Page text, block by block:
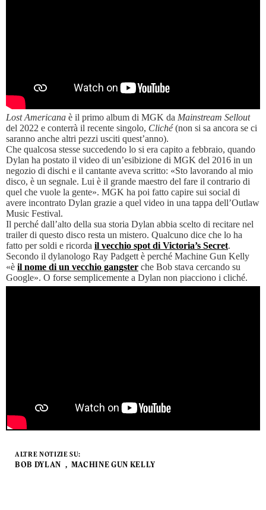
Lost Americana è il primo album di MGK da Mainstream Sellout
del 2022 e conterrà il recente singolo, Cliché(non si sa ancora se ci
saranno anche altri pezzi usciti quest’anno).
Che qualcosa stesse succedendo lo si era capito a febbraio, quando
Dylan ha postato il video di un’esibizione di MGK del 2016 in un
negozio di dischi e il cantante aveva scritto: «Sto lavorando al mio
disco, è un segnale. Lui è il grande maestro del fare il contrario di
quel che vuole la gente». MGK ha poi fatto capire sui social di
avere incontrato Dylan grazie a quel video in una tappa dell’Outlaw
Music Festival.
Il perché dall’alto della sua storia Dylan abbia scelto di recitare nel
trailer di questo disco resta un mistero. Qualcuno dice che lo ha
fatto per soldi e ricorda il vecchio spot di Victoria’s Secret.
Secondo il dylanologo Ray Padgett è perché Machine Gun Kelly
«è il nome di un vecchio gangster che Bob stava cercando su
Google». O forse semplicemente a Dylan non piacciono i cliché.
ALTRE NOTIZIE SU:
BOB DYLAN MACHINE GUN KELLY